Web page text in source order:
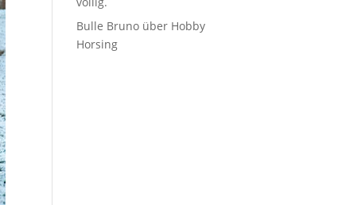
Bulle Bruno über Hobby
Horsing